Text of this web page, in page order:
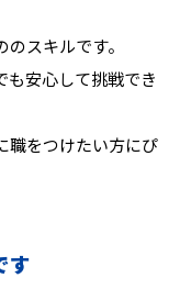
スキルです。
も安心して挑戦でき
職をつけたい方にぴ
す